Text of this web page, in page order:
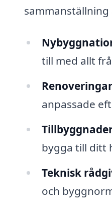
till med allt
anpassade
bygga till ditt
Teknisk
och